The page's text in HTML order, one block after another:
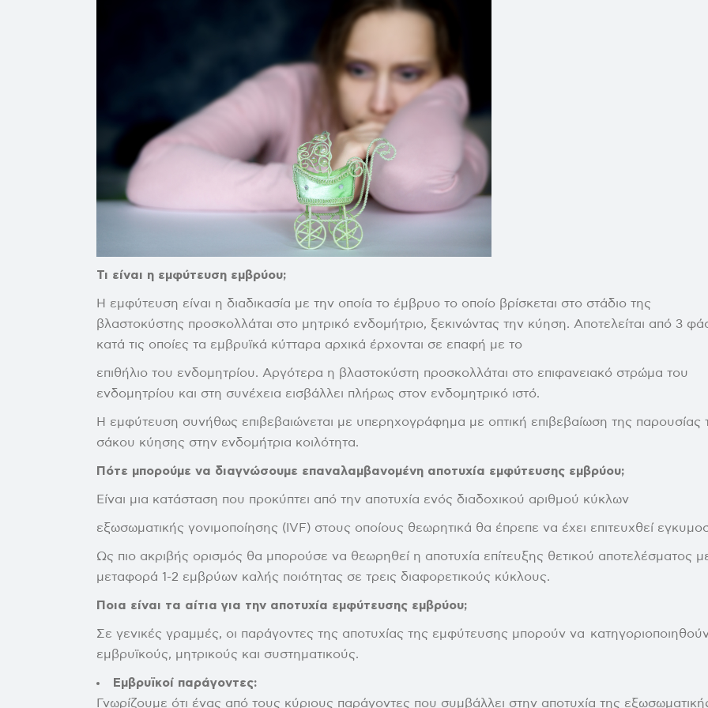
Οικονομικές ΥπηρεσίεςΨυχολογική και Συμβουλευτική Υποστήριξη
Εξατομικευμένες πληροφορίες για την ποιότητα των
Υπολογισμός γόνιμων ημερών
Τι είναι η εμφύτευση εμβρύου;
Η εμφύτευση είναι η διαδικασία με την οποία το έμβρυο το οποίο βρίσκεται στο στάδιο της
βλαστοκύστης προσκολλάται στο μητρικό ενδομήτριο, ξεκινώντας την κύηση. Αποτελείται από 3
κατά τις οποίες τα εμβρυϊκά κύτταρα αρχικά έρχονται σε επαφή με το
επιθήλιο του ενδομητρίου. Αργότερα η βλαστοκύστη προσκολλάται στο επιφανειακό στρώμα του
ενδομητρίου και στη συνέχεια εισβάλλει πλήρως στον ενδομητρικό ιστό.
Η εμφύτευση συνήθως επιβεβαιώνεται με υπερηχογράφημα με οπτική επιβεβαίωση της παρουσίας
σάκου κύησης στην ενδομήτρια κοιλότητα.
Πότε μπορούμε να διαγνώσουμε επαναλαμβανομένη αποτυχία εμφύτευσης εμβρύου;
Είναι μια κατάσταση που προκύπτει από την αποτυχία ενός διαδοχικού αριθμού κύκλων
εξωσωματικής γονιμοποίησης (IVF) στους οποίους θεωρητικά θα έπρεπε να έχει επιτευχθεί
Ως πιο ακριβής ορισμός θα μπορούσε να θεωρηθεί η αποτυχία επίτευξης θετικού αποτελέσματος
μεταφορά 1-2 εμβρύων καλής ποιότητας σε τρεις διαφορετικούς κύκλους.
Ποια είναι τα αίτια για την αποτυχία εμφύτευσης εμβρύου;
Σε γενικές γραμμές, οι παράγοντες της αποτυχίας της εμφύτευσης μπορούν να
εμβρυϊκούς, μητρικούς και συστηματικούς.
Εμβρυϊκοί παράγοντες:
Γνωρίζουμε ότι ένας από τους κύριους παράγοντες που συμβάλλει στην αποτυχία της